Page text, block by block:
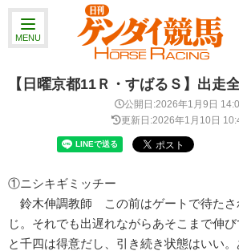
MENU
【日曜京都11Ｒ・すばるＳ】出走
公開日:2026年1月9日
更新日:2026年1月10日
①ニシキギミッチー
鈴木伸調教師 この前はゲートで待たさ
じ。それでも出遅れながらあそこまで伸
と千四は得意だし、引き続き状態はいい